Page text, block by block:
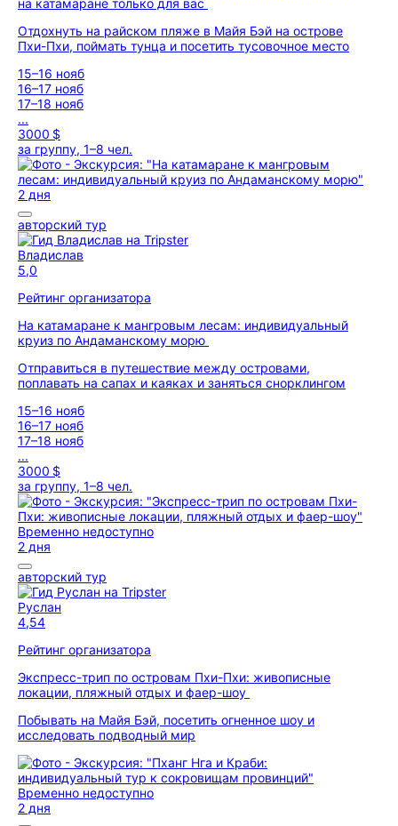
на катамаране только для вас
Отдохнуть на райском пляже в Майя Бэй на острове
Пхи-Пхи, поймать тунца и посетить тусовочное место
15–16 нояб
16–17 нояб
17–18 нояб
...
3000 $
за группу, 1–8 чел.
2 дня
авторский тур
Владислав
5,0
Рейтинг организатора
На катамаране к мангровым лесам: индивидуальный
круиз по Андаманскому морю
Отправиться в путешествие между островами,
поплавать на сапах и каяках и заняться снорклингом
15–16 нояб
16–17 нояб
17–18 нояб
...
3000 $
за группу, 1–8 чел.
Временно недоступно
2 дня
авторский тур
Руслан
4,54
Рейтинг организатора
Экспресс-трип по островам Пхи-Пхи: живописные
локации, пляжный отдых и фаер-шоу
Побывать на Майя Бэй, посетить огненное шоу и
исследовать подводный мир
Временно недоступно
2 дня